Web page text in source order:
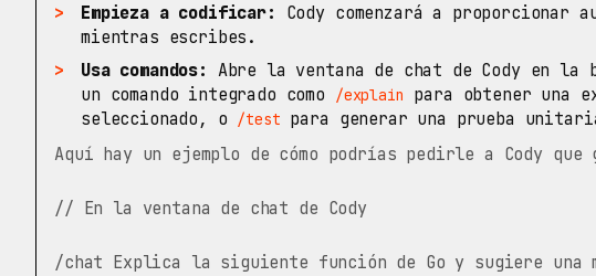
Empieza a codificar:
Cody comenzará a proporcionar
mientras escribes.
Usa comandos: Abre la ventana de chat de Cody en
un comando integrado como
/explain
para obtener una
seleccionado, o /test para generar una prueba
Aquí hay un ejemplo de cómo podrías pedirle a Cody que
// En la ventana de chat de Cody
/chat Explica la siguiente función de Go y sugiere una